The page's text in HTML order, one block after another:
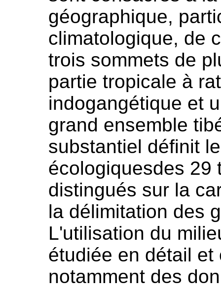
géographique,
climatologique, de
trois sommets de
partie tropicale à
indogangétique et
grand ensemble
substantiel définit
écologiquesdes 29
distingués sur la
la délimitation des
L'utilisation du
étudiée en détail
notamment des